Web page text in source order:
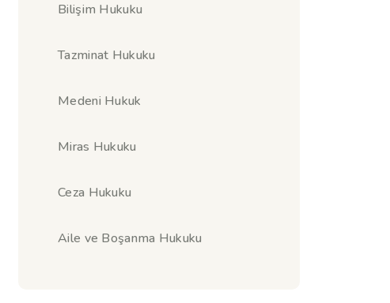
Bilişim Hukuku
Tazminat Hukuku
Medeni Hukuk
Miras Hukuku
Ceza Hukuku
Aile ve Boşanma Hukuku